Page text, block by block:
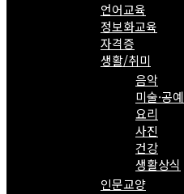
언어교육
정보화교육
자격증
생활/취미
음악
미술·공예
요리
사진
건강
생활상식
인문교양